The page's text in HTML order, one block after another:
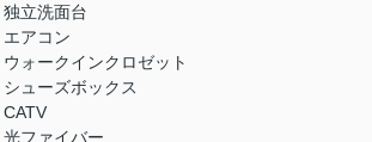
独立洗面台
エアコン
ウォークインクロゼット
シューズボックス
CATV
光ファイバー